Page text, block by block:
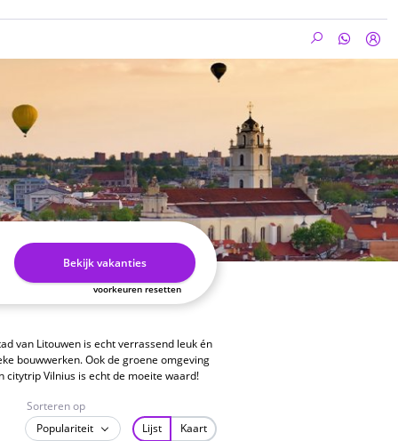
Bekijk vakanties
voorkeuren resetten
van Litouwen is echt verrassend leuk én
bouwwerken. Ook de groene omgeving
citytrip Vilnius is echt de moeite waard!
Sorteren op
Populariteit
Lijst Kaart